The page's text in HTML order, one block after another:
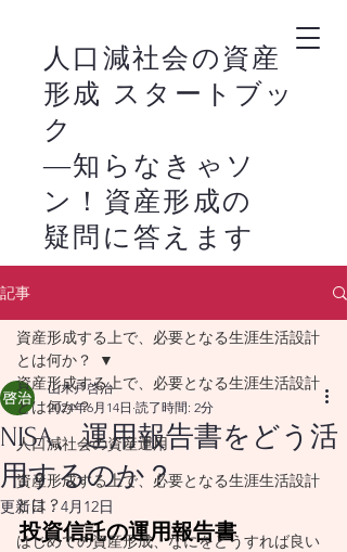
人口減社会の資産
形成 スタートブッ
ク
―知らなきゃソ
ン！資産形成の
疑問に答えます
－
株式市場の恩恵を家
計に生かすライフス
タイルの始まりで
す。
思い描く暮らし方
を実現するために
記事
資産形成する上で、必要となる生涯生活設計
とは何か？
人口減社会の資産運用
資産形成する上で、必要となる生涯生活設計
とは？
はじめての資産形成、なにをどうすれば良い
資産形成する上で、必要となる生涯生活設計
とは何か？
NISA、運用報告書をどう活
用するのか？
山木戸啓治
2024年6月14日 読了時間: 2分
更新日：4月12日
投資信託の運用報告書